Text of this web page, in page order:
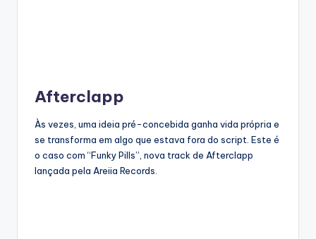
Afterclapp
Às vezes, uma ideia pré-concebida ganha vida própria e
se transforma em algo que estava fora do script. Este é
o caso com “Funky Pills”, nova track de Afterclapp
lançada pela Areiia Records.